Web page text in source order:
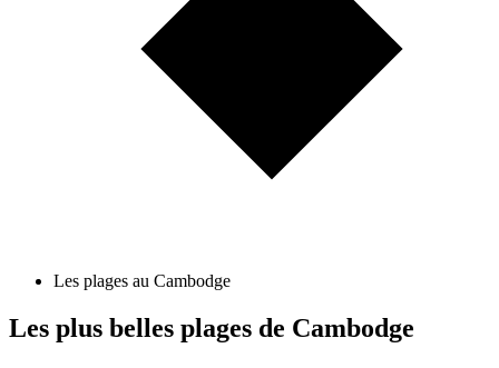
Les plages au Cambodge
Les plus belles plages de Cambodge